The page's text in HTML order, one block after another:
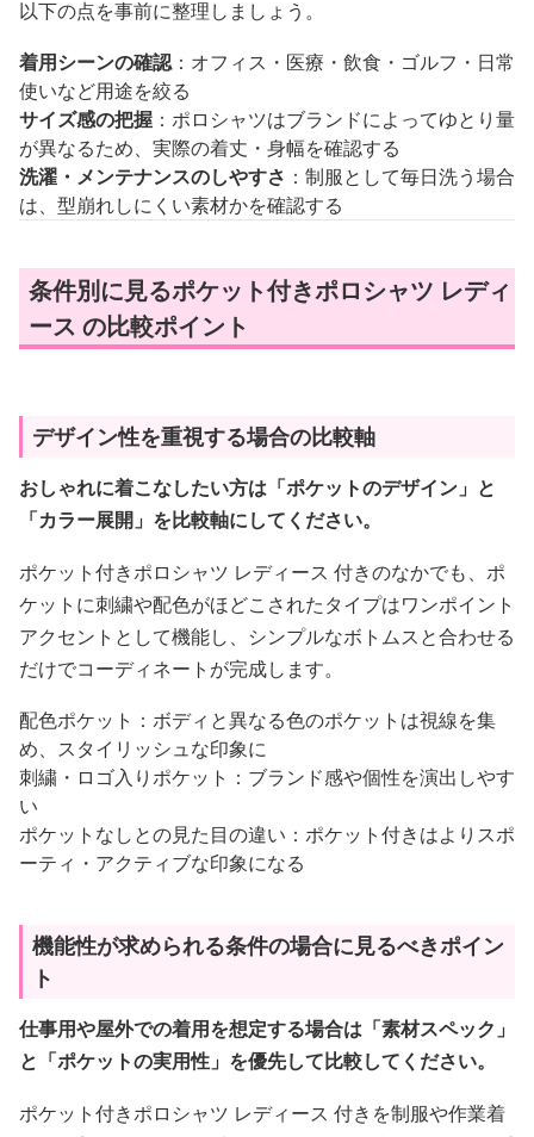
以下の点を事前に整理しましょう。
着用シーンの確認：オフィス・医療・飲食・ゴルフ・日常
使いなど用途を絞る
サイズ感の把握 ：ポロシャツはブランドによってゆとり量
が異なるため、実際の着丈・身幅を確認する
洗濯・メンテナンスのしやすさ ：制服として毎日洗う場合
は、型崩れしにくい素材かを確認する
条件別に見るポケット付きポロシャツ レディ
ース の比較ポイント
デザイン性を重視する場合の比較軸
おしゃれに着こなしたい方は「ポケットのデザイン」と
「カラー展開」を比較軸にしてください。
ポケット付きポロシャツ レディース 付きのなかでも、ポ
ケットに刺繍や配色がほどこされたタイプはワンポイント
アクセントとして機能し、シンプルなボトムスと合わせる
だけでコーディネートが完成します。
配色ポケット：ボディと異なる色のポケットは視線を集
め、スタイリッシュな印象に
刺繍・ロゴ入りポケット：ブランド感や個性を演出しやす
い
ポケットなしとの見た目の違い：ポケット付きはよりスポ
ーティ・アクティブな印象になる
機能性が求められる条件の場合に見るべきポイン
ト
仕事用や屋外での着用を想定する場合は「素材スペック」
と「ポケットの実用性」を優先して比較してください。
ポケット付きポロシャツ レディース 付きを制服や作業着